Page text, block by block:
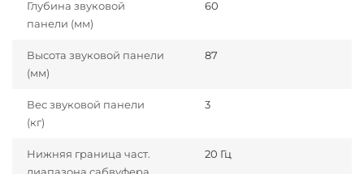
Глубина звуковой
панели (мм)
60
Высота звуковой панели
(мм)
87
Вес звуковой панели
(кг)
3
Нижняя граница част.
20 Гц